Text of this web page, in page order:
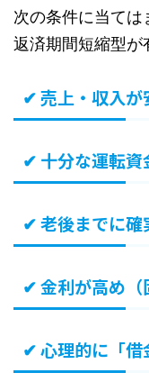
次の条件に当ては
返済期間短縮型が
✔ 売上・収入が
✔ 十分な運転資
✔ 老後までに確
✔ 金利が高め（
✔ 心理的に「借